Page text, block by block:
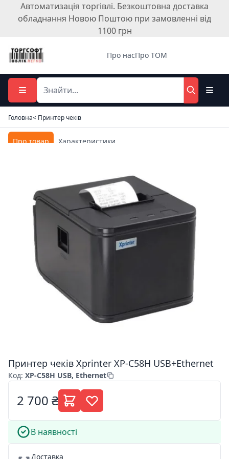
Автоматизація торгівлі. Безкоштовна доставка
обладнання Новою Поштою при замовленні від
1100 грн
Про насПро ТОМ
Головна< Принтер чеків
Про товар Характеристики
Принтер чеків Xprinter XP-C58H USB+Ethernet
Код: XP-C58H USB, Ethernet
2 700 ₴
В наявності
Доставка